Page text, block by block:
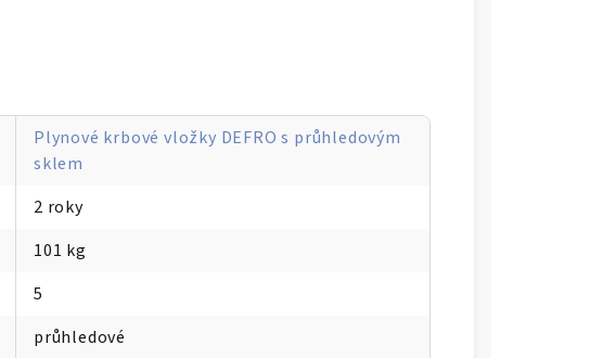
Plynové krbové vložky DEFRO s průhledovým
sklem
2 roky
101 kg
5
průhledové